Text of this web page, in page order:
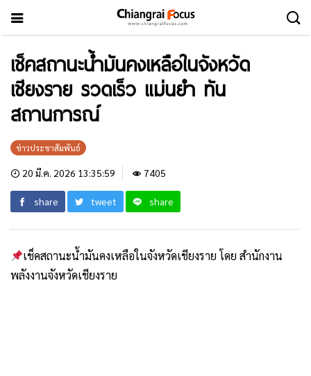
เช็คสถานะน้ำมันคงเหลือในจังหวัด
เชียงราย รวดเร็ว แม่นยำ ทัน
สถานการณ์
ข่าวประชาสัมพันธ์
20 มี.ค. 2026 13:35:59 7405
share tweet share
เช็คสถานะน้ำมันคงเหลือในจังหวัดเชียงราย โดย สำนักงาน
พลังงานจังหวัดเชียงราย